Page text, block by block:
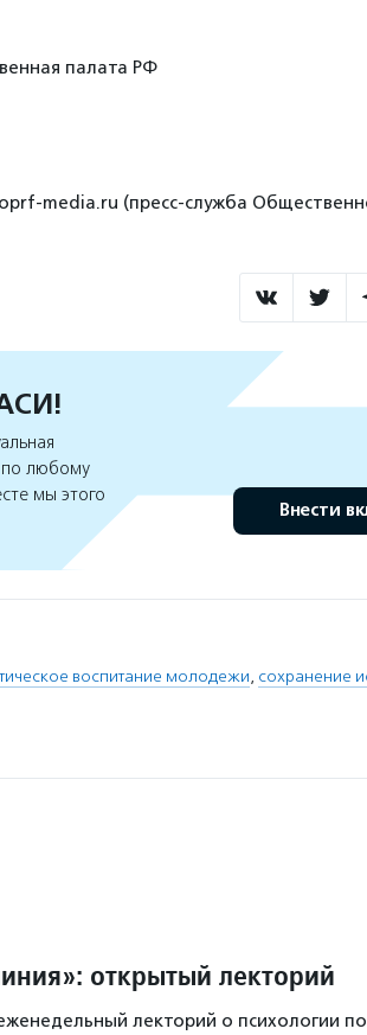
палата РФ
media.ru (пресс-служба
любому
мы этого
Внести
воспитание молодежи, сохранение
открытый лекторий
лекторий о психологии